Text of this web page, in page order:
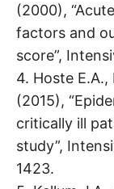
(2000),
factors and
score”,
4. Hoste E.A.,
(2015),
critically ill
study”,
1423.